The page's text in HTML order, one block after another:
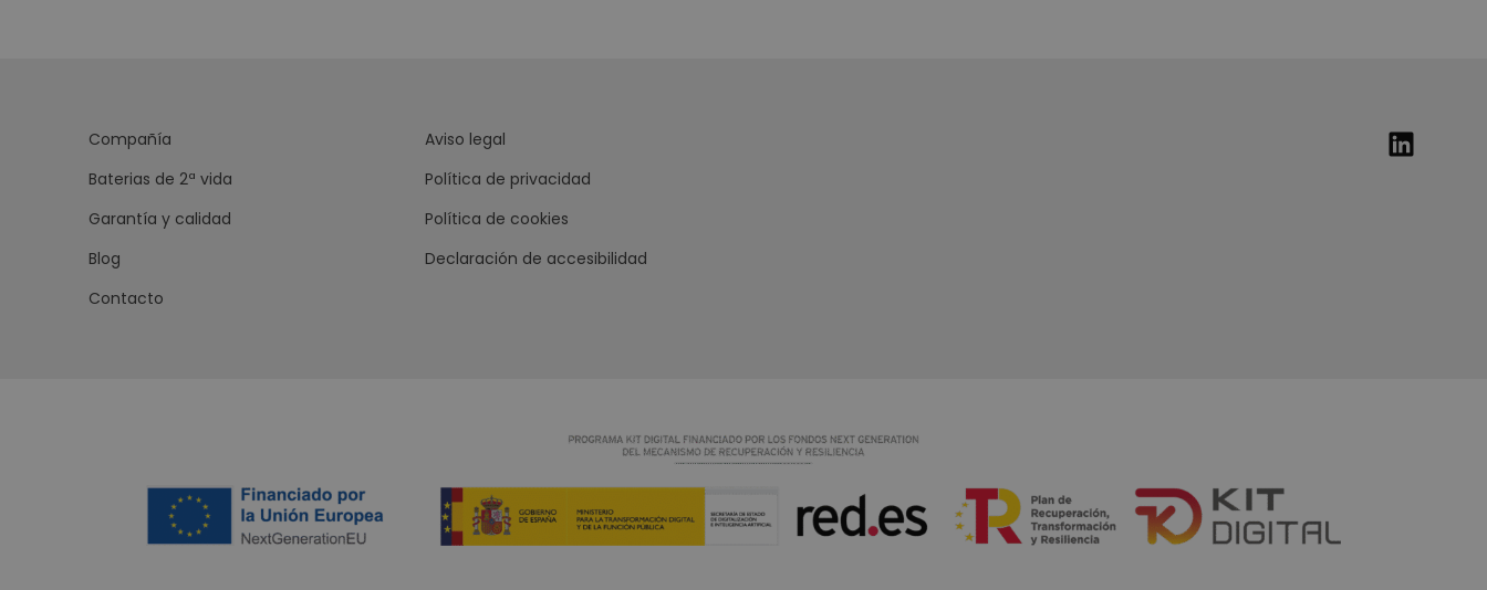
Compañía
Baterias de 2ª vida
Garantía y calidad
Blog
Contacto
Aviso legal
Política de privacidad
Política de cookies
Declaración de accesibilidad